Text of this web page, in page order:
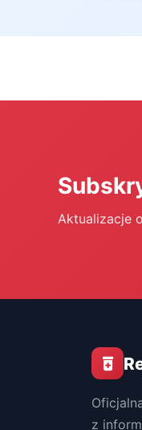
Aktualizacje
z